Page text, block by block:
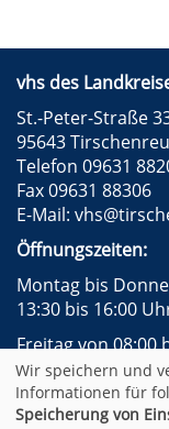
vhs des
St.-Peter-Straße
95643
Telefon 09631
Fax 09631 88306
E-Mail:
Öffnungszeiten:
Montag bis
13:30 bis 16:00
Freitag von 08:00
Impressum
Wir speichern und
Informationen für
Speicherung von